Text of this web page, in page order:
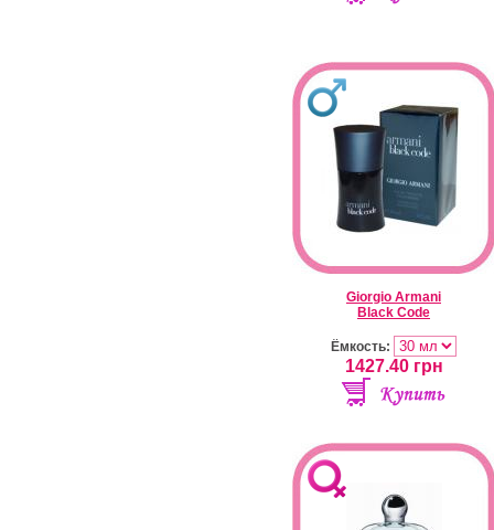
Giorgio Armani
Black Code
Ёмкость:
1427.40грн